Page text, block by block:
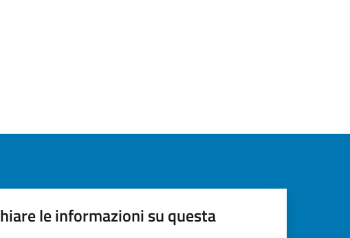
le informazioni su questa